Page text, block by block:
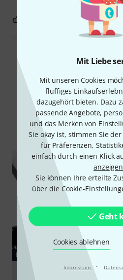
Mit Liebe
Mit unseren Cookies
fluffiges
dazugehört bieten. Dazu
passende Angebote,
und das Merken von
Sie okay ist, stimmen Sie
für Präferenzen,
einfach durch einen Klick
anzeigen
Sie können Ihre erteilte
über die Cookie-
Geht
Cookies ablehnen
Impressum ·
BEWERTUNG
Alle
Schon
Alle
RATGEBER
Par Scheinwerfer